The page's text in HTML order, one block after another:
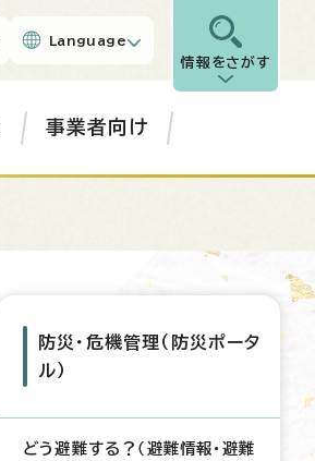
Language
情報をさがす
事業者向け
防災・危機管理（防災ポータ
ル）
どう避難する？（避難情報・避難